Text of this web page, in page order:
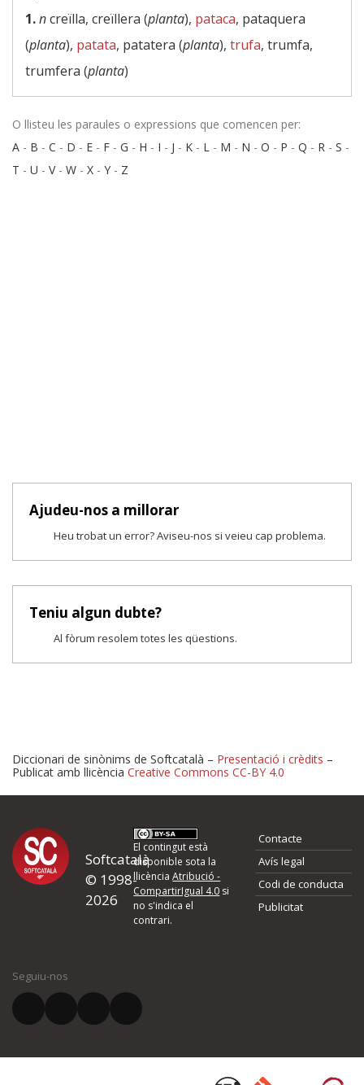
1.ncreïlla, creïllera (planta), pataca, pataquera
(planta), patata, patatera (planta), trufa, trumfa,
trumfera (planta)
O llisteu les paraules o expressions que comencen per:
A - B - C - D - E - F - G - H - I - J - K - L - M - N - O - P - Q - R - S -
T - U - V- W - X - Y - Z
Ajudeu-nos a millorar
Heu trobat un error? Aviseu-nos si veieu cap problema.
Teniu algun dubte?
Al fòrum resolem totes les qüestions.
Proposeu-nos millores o
d'errors
Si heu trobat un error o voleu proposar alguna millora, ompliu els
quina és la millora que proposeu o l'error del qual voleu informar-
El vostre correu electrònic *
Diccionari de sinònims de Softcatalà – Presentació i crèdits –
Publicat amb llicència Creative Commons CC-BY 4.0
Softcatalà
© 1998-
2026
El contingut està
disponible sota la
llicènciaAtribució -
CompartirIgual 4.0 si
no s'indica el
contrari.
Contacte
Avís legal
Codi de conducta
Publicitat
Seguiu-nos